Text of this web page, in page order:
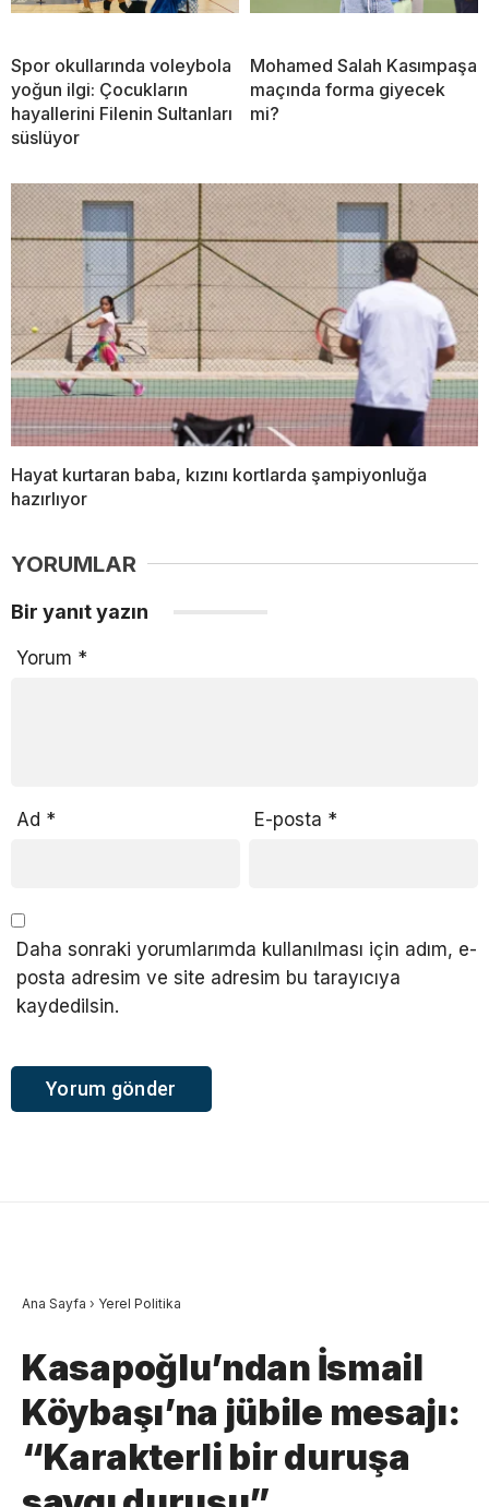
Spor okullarında voleybola
yoğun ilgi: Çocukların
hayallerini Filenin Sultanları
süslüyor
Mohamed Salah Kasımpaşa
maçında forma giyecek
mi?
Hayat kurtaran baba, kızını kortlarda şampiyonluğa
hazırlıyor
YORUMLAR
Bir yanıt yazın
Yorum *
Ad * E-posta *
Daha sonraki yorumlarımda kullanılması için adım, e-
posta adresim ve site adresim bu tarayıcıya
kaydedilsin.
Ana Sayfa › Yerel Politika
Kasapoğlu’ndan İsmail
Köybaşı’na jübile mesajı:
“Karakterli bir duruşa